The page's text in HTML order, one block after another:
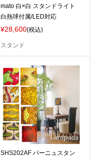
mato 白×白 スタンドライト
白熱球付属/LED対応
¥28,600(税込)
スタンド
SHS202AF パーニュスタン